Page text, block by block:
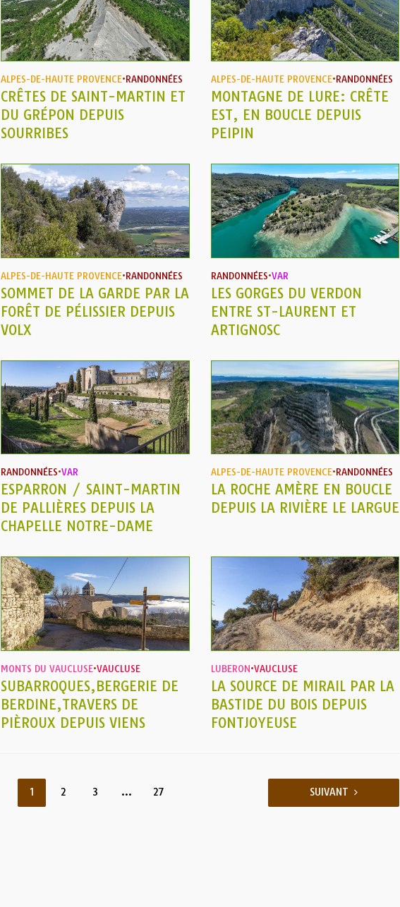
ALPES-DE-HAUTE PROVENCE•RANDONNÉES
CRÊTES DE SAINT-MARTIN ET
DU GRÉPON DEPUIS
SOURRIBES
ALPES-DE-HAUTE PROVENCE•RANDONNÉES
MONTAGNE DE LURE: CRÊTE
EST, EN BOUCLE DEPUIS
PEIPIN
ALPES-DE-HAUTE PROVENCE•RANDONNÉES
SOMMET DE LA GARDE PAR LA
FORÊT DE PÉLISSIER DEPUIS
VOLX
RANDONNÉES•VAR
LES GORGES DU VERDON
ENTRE ST-LAURENT ET
ARTIGNOSC
RANDONNÉES•VAR
ESPARRON / SAINT-MARTIN
DE PALLIÈRES DEPUIS LA
CHAPELLE NOTRE-DAME
ALPES-DE-HAUTE PROVENCE•RANDONNÉES
LA ROCHE AMÈRE EN BOUCLE
DEPUIS LA RIVIÈRE LE LARGUE
MONTS DU VAUCLUSE•VAUCLUSE
SUBARROQUES,BERGERIE DE
BERDINE,TRAVERS DE
PIÈROUX DEPUIS VIENS
LUBERON•VAUCLUSE
LA SOURCE DE MIRAIL PAR LA
BASTIDE DU BOIS DEPUIS
FONTJOYEUSE
1 2 3 … 27 SUIVANT